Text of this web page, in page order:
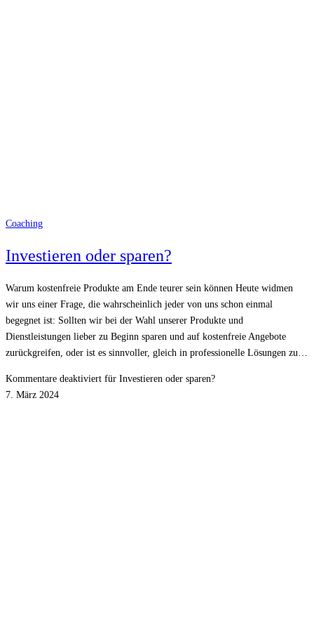
Coaching
Investieren oder sparen?
Warum kostenfreie Produkte am Ende teurer sein können Heute widmen
wir uns einer Frage, die wahrscheinlich jeder von uns schon einmal
begegnet ist: Sollten wir bei der Wahl unserer Produkte und
Dienstleistungen lieber zu Beginn sparen und auf kostenfreie Angebote
zurückgreifen, oder ist es sinnvoller, gleich in professionelle Lösungen zu…
Kommentare deaktiviert für Investieren oder sparen?
7. März 2024